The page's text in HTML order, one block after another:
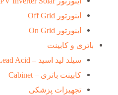
اینورتور Off Grid
اینورتور On Grid
باتری و کابینت
سیلد لید اسید – Sealed Lead Acid
کابینت باتری – Cabinet
تجهیزات پزشکی